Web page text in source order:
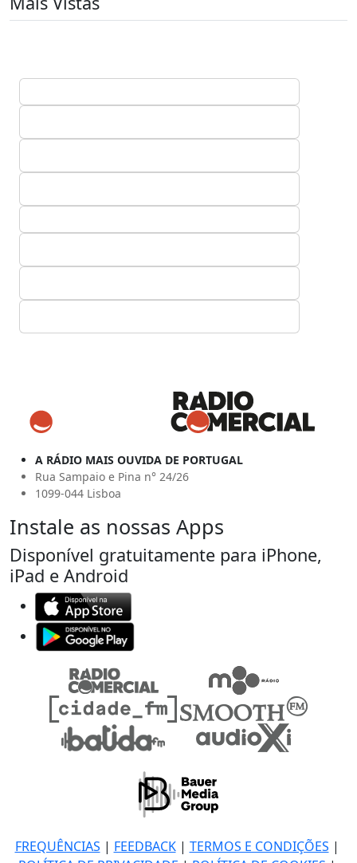
A RÁDIO MAIS OUVIDA DE PORTUGAL
Rua Sampaio e Pina n° 24/26
1099-044 Lisboa
Instale as nossas Apps
Disponível gratuitamente para iPhone,
iPad e Android
FREQUÊNCIAS | FEEDBACK| TERMOS E CONDIÇÕES |